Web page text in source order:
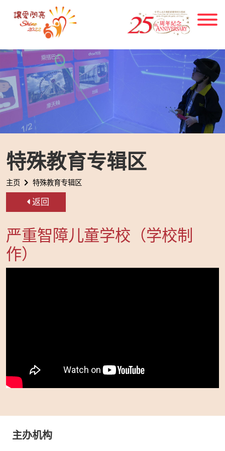
特殊教育专辑区
主页 特殊教育专辑区
返回
严重智障儿童学校（学校制
作）
主办机构